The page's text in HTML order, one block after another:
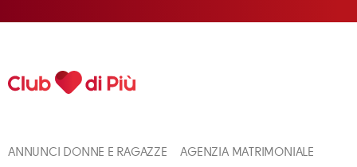
ANNUNCI DONNE E RAGAZZE
AGENZIA MATRIMONIALE